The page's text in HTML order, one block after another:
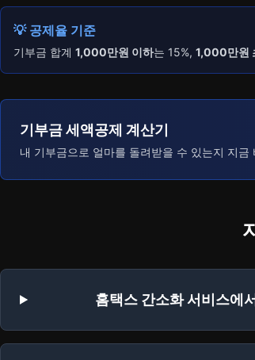
💡 공제율 기준
기부금 합계 1,000만원 이하는 15%, 1,000만원
기부금 세액공제 계산기
내 기부금으로 얼마를 돌려받을 수 있는지 지금
홈택스 간소화 서비스에